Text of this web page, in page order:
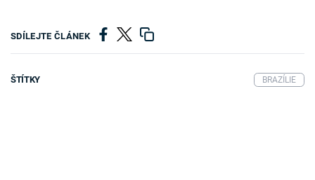
SDÍLEJTE ČLÁNEK
ŠTÍTKY BRAZÍLIE